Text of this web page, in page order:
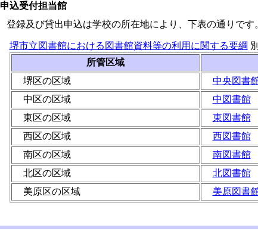
申込受付担当館
登録及び貸出申込は学校の所在地により、下表の通りです。
堺市立図書館における図書館資料等の利用に関する要綱
所管区域
堺区の区域
中央図書
中区の区域
中図書館
東区の区域
東図書館
西区の区域
西図書館
南区の区域
南図書館
北区の区域
北図書館
美原区の区域
美原図書